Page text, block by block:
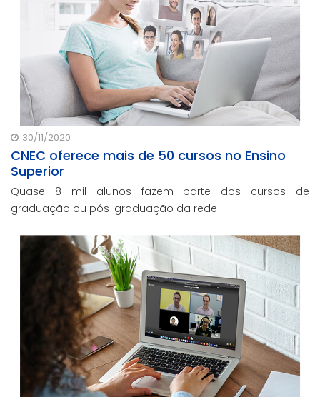
30/11/2020
CNEC oferece mais de 50 cursos no Ensino
Superior
Quase 8 mil alunos fazem parte dos cursos de
graduação ou pós-graduação da rede